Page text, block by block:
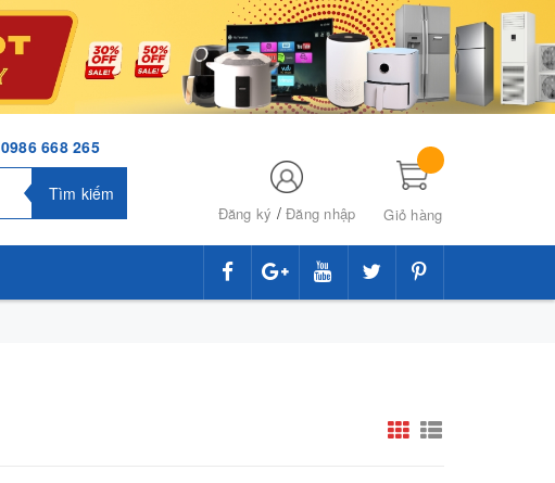
0986 668 265
Tìm kiếm
Đăng ký /Đăng nhập Giỏ hàng